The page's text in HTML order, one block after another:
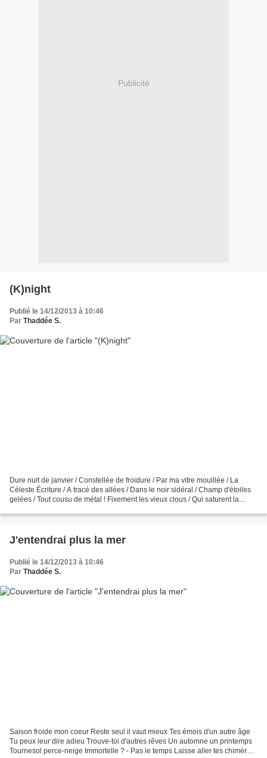
Publicité
(K)night
Publié le 14/12/2013 à 10:46
Par Thaddée S.
Dure nuit de janvier / Constellée de froidure / Par ma vitre mouillée / La
Céleste Écriture / A tracé des allées / Dans le noir sidéral / Champ d'étoiles
gelées / Tout cousu de métal ! Fixement les vieux clous / Qui saturent la
J'entendrai plus la mer
Publié le 14/12/2013 à 10:46
Par Thaddée S.
Saison froide mon coeur Reste seul il vaut mieux Tes émois d'un autre âge
Tu peux leur dire adieu Trouve-toi d'autres rêves Un automne un printemps
Tournesol perce-neige Immortelle ? - Pas le temps Laisse aller tes chimères